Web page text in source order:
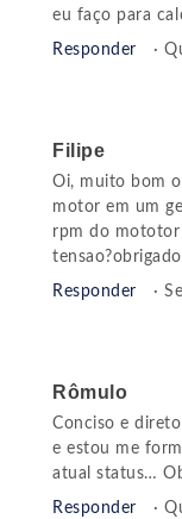
eu faço para
Responder ·
Filipe
Oi, muito bom
motor em um
rpm do mototor
tensao?obrigado
Responder ·
Rômulo
Conciso e
e estou me
atual status…
Responder ·